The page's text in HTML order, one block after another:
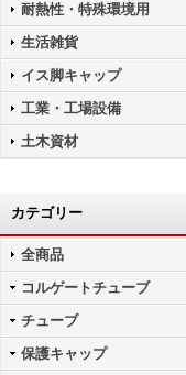
耐熱性・特殊環境用
生活雑貨
イス脚キャップ
工業・工場設備
土木資材
カテゴリー
全商品
コルゲートチューブ
チューブ
保護キャップ